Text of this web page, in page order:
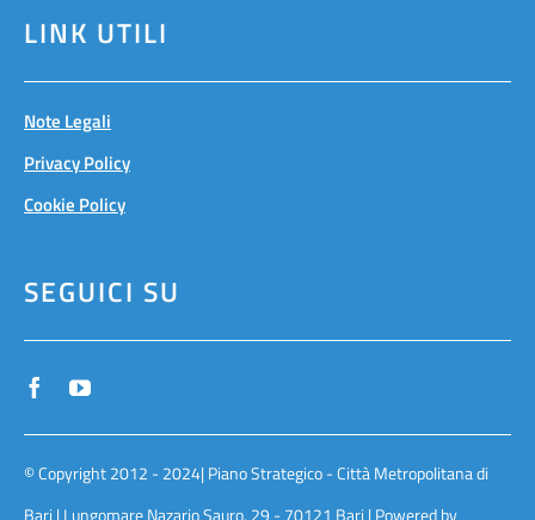
LINK UTILI
Note Legali
Privacy Policy
Cookie Policy
SEGUICI SU
© Copyright 2012 - 2024| Piano Strategico - Città Metropolitana di
Bari | Lungomare Nazario Sauro, 29 - 70121 Bari | Powered by